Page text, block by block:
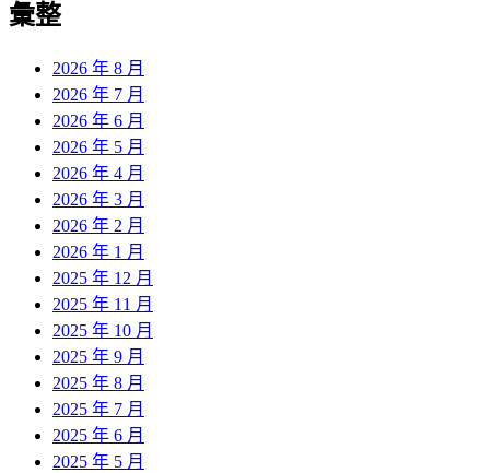
彙整
2026 年 8 月
2026 年 7 月
2026 年 6 月
2026 年 5 月
2026 年 4 月
2026 年 3 月
2026 年 2 月
2026 年 1 月
2025 年 12 月
2025 年 11 月
2025 年 10 月
2025 年 9 月
2025 年 8 月
2025 年 7 月
2025 年 6 月
2025 年 5 月